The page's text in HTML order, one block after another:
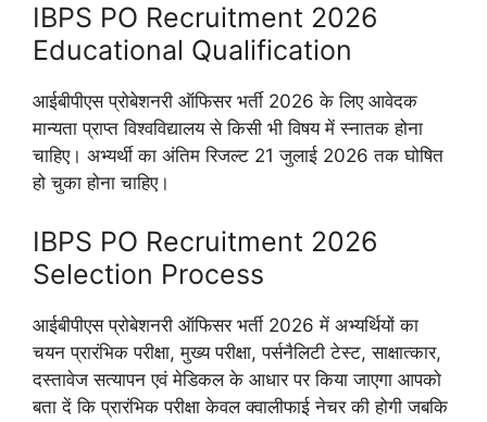
IBPS PO Recruitment 2026
Educational Qualification
आईबीपीएस प्रोबेशनरी ऑफिसर भर्ती 2026 के लिए आवेदक
मान्यता प्राप्त विश्वविद्यालय से किसी भी विषय में स्नातक होना
चाहिए। अभ्यर्थी का अंतिम रिजल्ट 21 जुलाई 2026 तक घोषित
हो चुका होना चाहिए।
IBPS PO Recruitment 2026
Selection Process
आईबीपीएस प्रोबेशनरी ऑफिसर भर्ती 2026 में अभ्यर्थियों का
चयन प्रारंभिक परीक्षा, मुख्य परीक्षा, पर्सनैलिटी टेस्ट, साक्षात्कार,
दस्तावेज सत्यापन एवं मेडिकल के आधार पर किया जाएगा आपको
बता दें कि प्रारंभिक परीक्षा केवल क्वालीफाई नेचर की होगी जबकि